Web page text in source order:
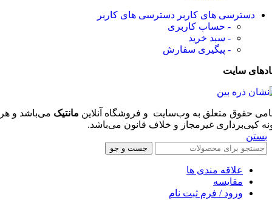
دسترسی های کاربر دسترسی های کاربر
- حساب کاربری
- سبد خرید
- پیگیری سفارش
سایت
حقوق متعلق به وب‌سایت و فروشگاه‌ آنلاین مانتیک می‌باشد و هر
کپی‌برداری غیرمجاز و خلاف قانون می‌باشد.
بستن
جست و جو
علاقه مندی ها
مقایسه
ورود / فرم ثبت نام